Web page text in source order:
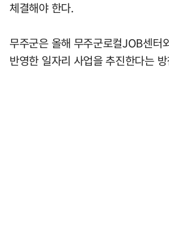
체결해야 한다.
무주군은 올해 무주군로컬JOB센터
반영한 일자리 사업을 추진한다는